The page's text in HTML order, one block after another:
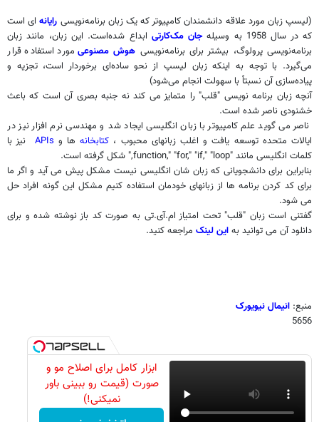
(لیسپ زبان مورد علاقه دانشمندان کامپیوتر کهیک زبان برنامه‌نویسی رایانهای است
که در سال 1958 به وسیله
جان مک‌کارتی ابداع شده‌است. این زبان، مانند زبان
برنامه‌نویسی پرولوگ، بیشتر برای برنامه‌نویسی هوش مصنوعی مورد استفاده قرار
می‌گیرد. با توجه به اینکه زبان لیسپ از نحو ساده‌ای برخوردار است، تجزیه و
پیاده‌سازی آن نسبتاً با سهولت انجام می‌شود)
آنچه زبان برنامه نویسی "قلب" را متمایز می کند نه جنبه بصری آن است که باعث
خشنودی ناصر شده است.
ناصر می گوید علم کامپیوتر با زبان انگلیسی ایجاد شد و مهندسی نرم افزار نیز در
ایالات متحده توسعه یافت و اغلب زبانهای محبوب ، کتابخانهها و APIs نیز با
کلمات انگلیسی مانند "function," "for," "if," "loop," شکل گرفته است.
بنابراین برای دانشجویانی که زبان شان انگلیسی نیست مشکل پیش می آید و اگر ما
برای کد کردن برنامه ها از زبانهای خودمان استفاده کنیم مشکل این گونه افراد حل
می شود.
گفتنی است زبان "قلب" تحت امتیاز ام.آی.تی به صورت کد باز نوشته شده و برای
دانلود آن می توانید به این لینک مراجعه کنید.
منبع: انیمال نیویورک
5656
ابزار کامل برای اصلاح مو و
صورت (قیمت رو ببینی باور
نمیکنی!)